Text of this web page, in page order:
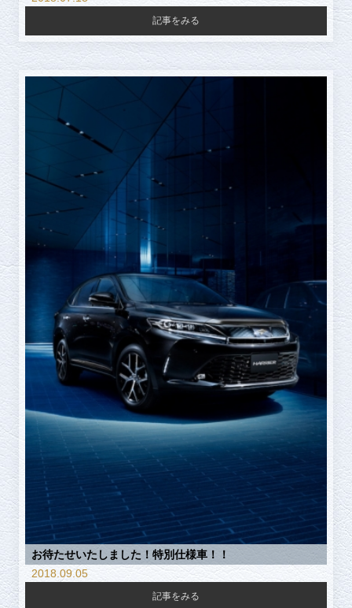
記事をみる
お待たせいたしました！特別仕様車！！
2018.09.05
記事をみる